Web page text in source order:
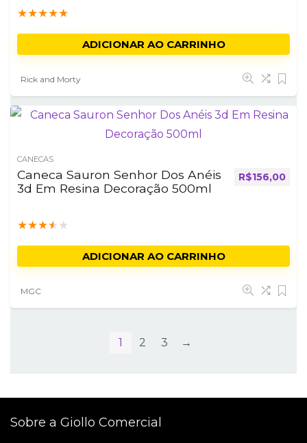
★★★★★
ADICIONAR AO CARRINHO
Rick and Morty
CANECAS
Caneca Sauron Senhor Dos Anéis
3d Em Resina Decoração 500ml
★★★★ ★
R$156,00
ADICIONAR AO CARRINHO
MGC
1 2 3 →
Sobre a Giollo Comercial